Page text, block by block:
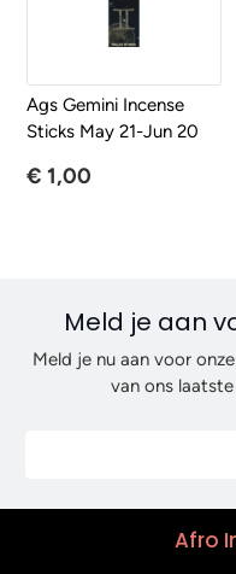
Ags Gemini Incense
Sticks May 21-Jun 20
€ 1,00
Meld je aan
Meld je nu aan voor
van ons
Afro